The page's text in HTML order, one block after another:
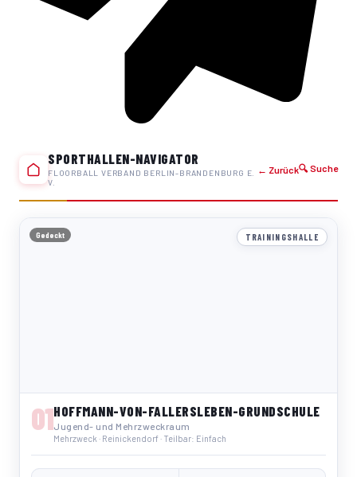
SPORTHALLEN-NAVIGATOR
FLOORBALL VERBAND BERLIN-BRANDENBURG E.
V.
← Zurück🔍 Suche
TRAININGSHALLE
Gedeckt
01HOFFMANN-VON-FALLERSLEBEN-GRUNDSCHULE
Jugend- und Mehrzweckraum
Mehrzweck · Reinickendorf · Teilbar: Einfach